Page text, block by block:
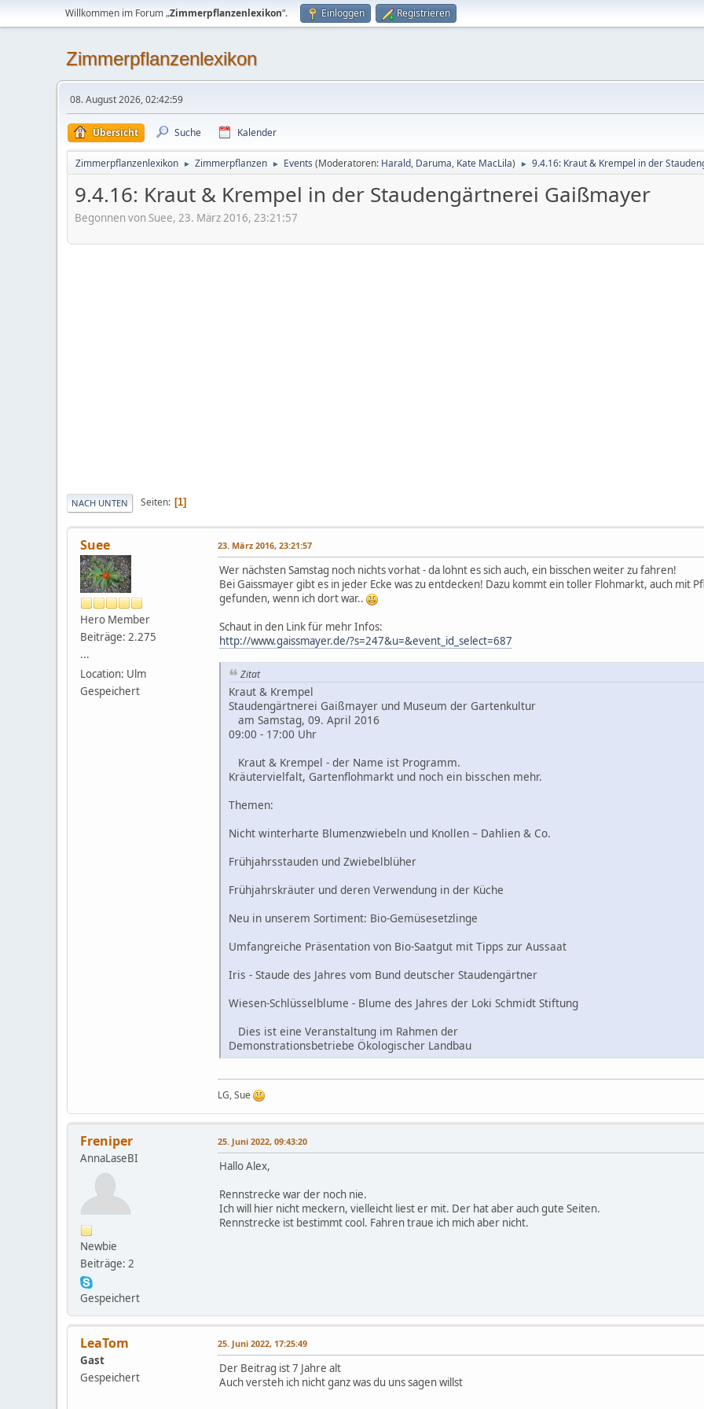
Willkommen im Forum „Zimmerpflanzenlexikon“. Einloggen Registrieren
Zimmerpflanzenlexikon
08. August 2026, 02:42:59
Übersicht Suche Kalender
Zimmerpflanzenlexikon ► Zimmerpflanzen ► Events (Moderatoren: Harald, Daruma, Kate MacLila) ► 9.4.16: Kraut & Krempel in der
9.4.16: Kraut & Krempel in der Staudengärtnerei Gaißmayer
Begonnen von Suee, 23. März 2016, 23:21:57
NACH UNTEN Seiten 1
Suee
Hero Member
Beiträge: 2.275
...
Location: Ulm
Gespeichert
23. März 2016, 23:21:57
Wer nächsten Samstag noch nichts vorhat - da lohnt es sich auch, ein bisschen weiter zu fahren!
Bei Gaissmayer gibt es in jeder Ecke was zu entdecken! Dazu kommt ein toller Flohmarkt, auch mit
gefunden, wenn ich dort war..
Schaut in den Link für mehr Infos:
http://www.gaissmayer.de/?s=247&u=&event_id_select=687
Zitat
Kraut & Krempel
Staudengärtnerei Gaißmayer und Museum der Gartenkultur
am Samstag, 09. April 2016
09:00 - 17:00 Uhr
Kraut & Krempel - der Name ist Programm.
Kräutervielfalt, Gartenflohmarkt und noch ein bisschen mehr.
Themen:
Nicht winterharte Blumenzwiebeln und Knollen – Dahlien & Co.
Frühjahrsstauden und Zwiebelblüher
Frühjahrskräuter und deren Verwendung in der Küche
Neu in unserem Sortiment: Bio-Gemüsesetzlinge
Umfangreiche Präsentation von Bio-Saatgut mit Tipps zur Aussaat
Iris - Staude des Jahres vom Bund deutscher Staudengärtner
Wiesen-Schlüsselblume - Blume des Jahres der Loki Schmidt Stiftung
Dies ist eine Veranstaltung im Rahmen der
Demonstrationsbetriebe Ökologischer Landbau
LG, Sue
Freniper
AnnaLaseBI
Newbie
Beiträge: 2
Gespeichert
25. Juni 2022, 09:43:20
Hallo Alex,
Rennstrecke war der noch nie.
Ich will hier nicht meckern, vielleicht liest er mit. Der hat aber auch gute Seiten.
Rennstrecke ist bestimmt cool. Fahren traue ich mich aber nicht.
LeaTom
Gast
Gespeichert
25. Juni 2022, 17:25:49
Der Beitrag ist 7 Jahre alt
Auch versteh ich nicht ganz was du uns sagen willst